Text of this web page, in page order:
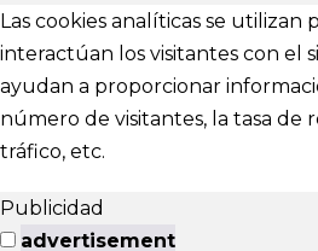
Las cookies analíticas se
interactúan los visitantes con el
ayudan a proporcionar
número de visitantes, la tasa de
tráfico, etc.
Publicidad
advertisement